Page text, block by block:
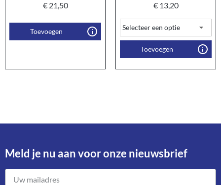
€21,50
Toevoegen
€13,20
Toevoegen
Meld je nu aan voor onze nieuwsbrief​